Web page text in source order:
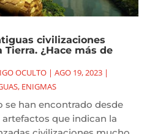
civilizaciones
Tierra. ¿Hace más de
OCULTO| AGO 19, 2023|
, ENIGMAS
se han encontrado desde
que indican la